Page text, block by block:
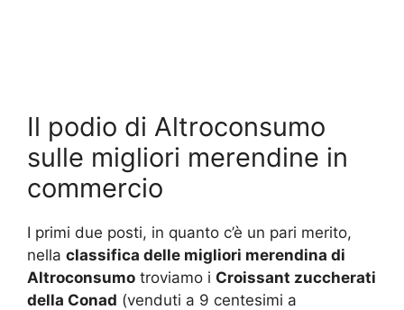
Il podio di Altroconsumo
sulle migliori merendine in
commercio
I primi due posti, in quanto c’è un pari merito,
nella classifica delle migliori merendina di
Altroconsumo troviamo i Croissant zuccherati
della Conad (venduti a 9 centesimi a